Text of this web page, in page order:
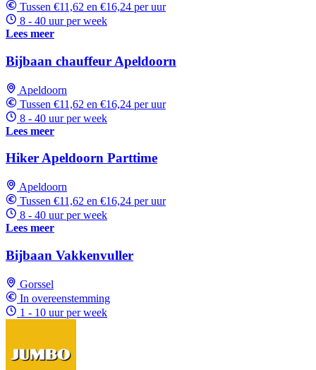
Tussen €11,62 en €16,24 per uur
8 - 40 uur per week
Lees meer
Bijbaan chauffeur Apeldoorn
Apeldoorn
Tussen €11,62 en €16,24 per uur
8 - 40 uur per week
Lees meer
Hiker Apeldoorn Parttime
Apeldoorn
Tussen €11,62 en €16,24 per uur
8 - 40 uur per week
Lees meer
Bijbaan Vakkenvuller
Gorssel
In overeenstemming
1 - 10 uur per week